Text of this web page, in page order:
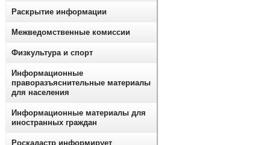
Раскрытие информации
Межведомственные комиссии
Физкультура и спорт
Информационные
праворазъяснительные материалы
для населения
Информационные материалы для
иностранных граждан
Роскадастр информирует